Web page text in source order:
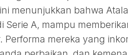
menunjukkan bahwa
A, mampu
mereka yang